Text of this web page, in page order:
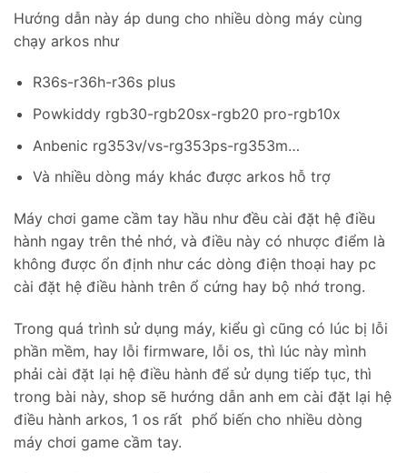
Hướng dẫn này áp dung cho nhiều dòng máy cùng
chạy arkos như
R36s-r36h-r36s plus
Powkiddy rgb30-rgb20sx-rgb20 pro-rgb10x
Anbenic rg353v/vs-rg353ps-rg353m…
Và nhiều dòng máy khác được arkos hỗ trợ
Máy chơi game cầm tay hầu như đều cài đặt hệ điều
hành ngay trên thẻ nhớ, và điều này có nhược điểm là
không được ổn định như các dòng điện thoại hay pc
cài đặt hệ điều hành trên ổ cứng hay bộ nhớ trong.
Trong quá trình sử dụng máy, kiểu gì cũng có lúc bị lỗi
phần mềm, hay lỗi firmware, lỗi os, thì lúc này mình
phải cài đặt lại hệ điều hành để sử dụng tiếp tục, thì
trong bài này, shop sẽ hướng dẫn anh em cài đặt lại hệ
điều hành arkos, 1 os rất phổ biến cho nhiều dòng
máy chơi game cầm tay.